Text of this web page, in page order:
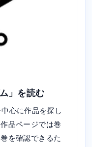
」を読む
心に作品を探し
品ページでは巻
を確認できるた